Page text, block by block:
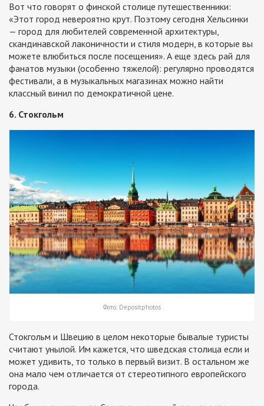
Вот что говорят о финской столице путешественники:
«Этот город невероятно крут. Поэтому сегодня Хельсинки
— город для любителей современной архитектуры,
скандинавской лаконичности и стиля модерн, в которые вы
можете влюбиться после посещения». А еще здесь рай для
фанатов музыки (особенно тяжелой): регулярно проводятся
фестивали, а в музыкальных магазинах можно найти
классный винил по демократичной цене.
6. Стокгольм
Фото: Depositphotos
Стокгольм и Швецию в целом некоторые бывалые туристы
считают унылой. Им кажется, что шведская столица если и
может удивить, то только в первый визит. В остальном же
она мало чем отличается от стереотипного европейского
города.